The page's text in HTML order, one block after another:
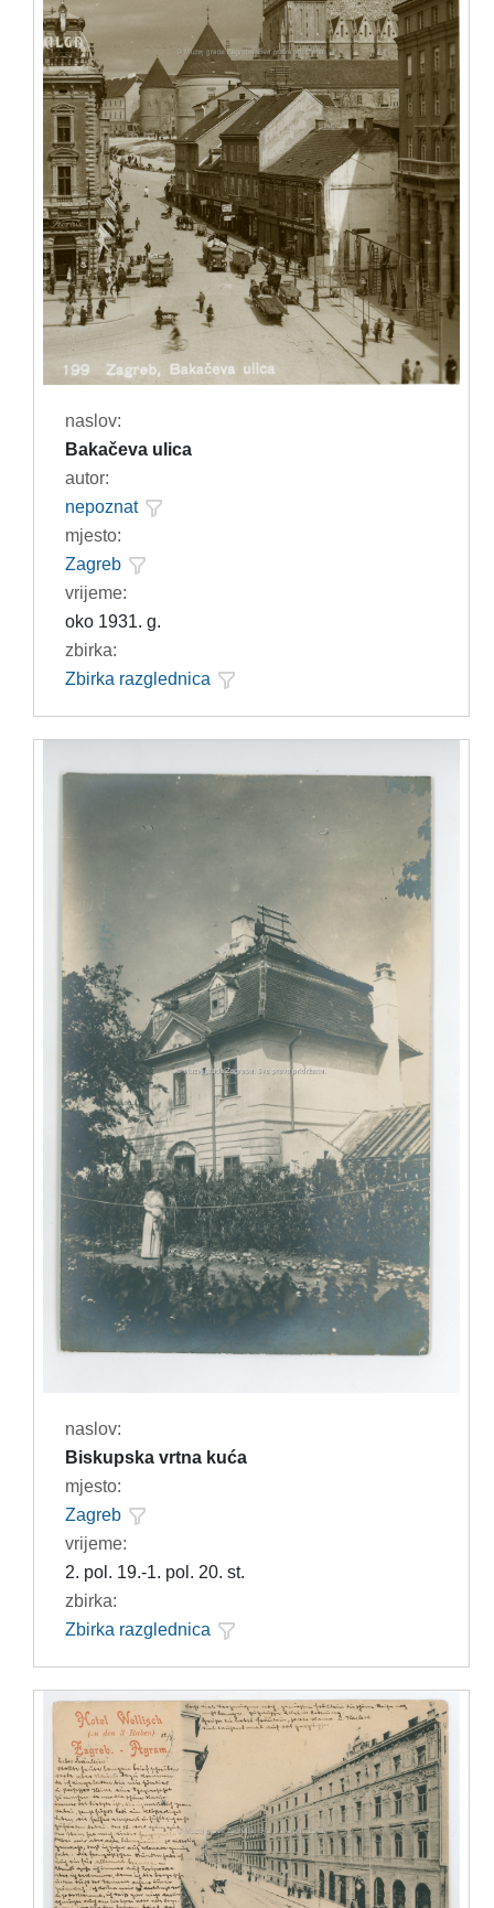
naslov:
Bakačeva ulica
autor:
nepoznat
mjesto:
Zagreb
vrijeme:
oko 1931. g.
zbirka:
Zbirka razglednica
naslov:
Biskupska vrtna kuća
mjesto:
Zagreb
vrijeme:
2. pol. 19.-1. pol. 20. st.
zbirka:
Zbirka razglednica